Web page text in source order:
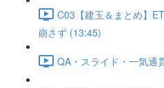
C03【建玉＆まとめ】
崩さず (13:45)
QA・スライド・一気通